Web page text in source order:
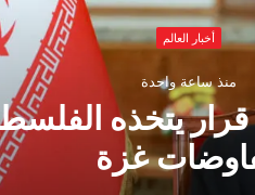
أخبار العالم
منذ ساعة واحدة
يتخذه
غزة